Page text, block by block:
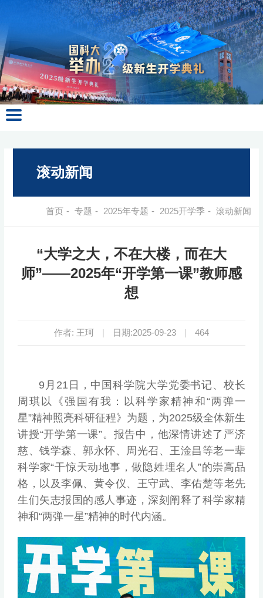
滚动新闻
首页 - 专题 - 2025年专题 - 2025开学季 - 滚动新闻
“大学之大，不在大楼，而在大
师”——2025年“开学第一课”教师感
想
作者: 王珂 | 日期:2025-09-23 | 464
9月21日，中国科学院大学党委书记、校长
周琪以《强国有我：以科学家精神和“两弹一
星”精神照亮科研征程》为题，为2025级全体新生
讲授“开学第一课”。报告中，他深情讲述了严济
慈、钱学森、郭永怀、周光召、王淦昌等老一辈
科学家“干惊天动地事，做隐姓埋名人”的崇高品
格，以及李佩、黄令仪、王守武、李佑楚等老先
生们矢志报国的感人事迹，深刻阐释了科学家精
神和“两弹一星”精神的时代内涵。